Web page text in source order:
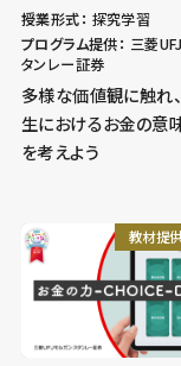
授業形式： 探究学習
プログラム提供： 三菱
タンレー証券
多様な価値観に触れ
生におけるお金の意
を考えよう
教材提